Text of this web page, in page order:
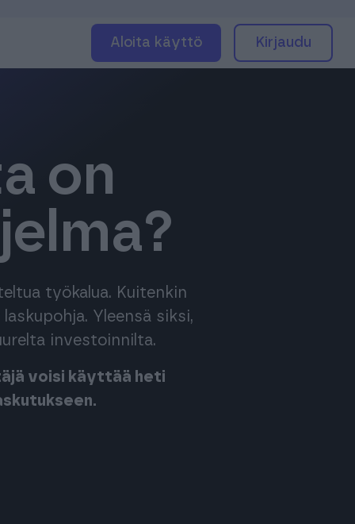
Aloita käyttö Kirjaudu
on
työkalua. Kuitenkin
Yleensä siksi,
investoinnilta.
voisi käyttää heti